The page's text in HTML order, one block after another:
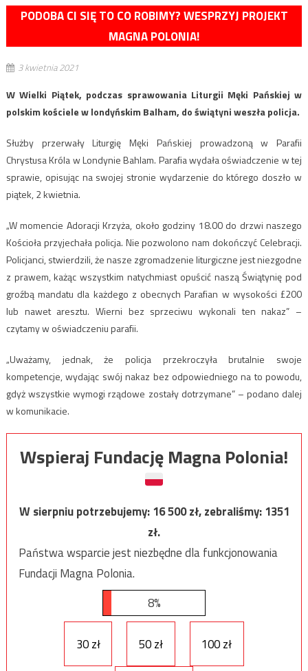
PODOBA CI SIĘ TO CO ROBIMY? WESPRZYJ PROJEKT
MAGNA POLONIA!
3 kwietnia 2021
W Wielki Piątek, podczas sprawowania Liturgii Męki Pańskiej w
polskim kościele w londyńskim Balham, do świątyni weszła policja.
Służby przerwały Liturgię Męki Pańskiej prowadzoną w Parafii
Chrystusa Króla w Londynie Bahlam. Parafia wydała oświadczenie w tej
sprawie, opisując na swojej stronie wydarzenie do którego doszło w
piątek, 2 kwietnia.
„W momencie Adoracji Krzyża, około godziny 18.00 do drzwi naszego
Kościoła przyjechała policja. Nie pozwolono nam dokończyć Celebracji.
Policjanci, stwierdzili, że nasze zgromadzenie liturgiczne jest niezgodne
z prawem, każąc wszystkim natychmiast opuścić naszą Świątynię pod
groźbą mandatu dla każdego z obecnych Parafian w wysokości £200
lub nawet aresztu. Wierni bez sprzeciwu wykonali ten nakaz” –
czytamy w oświadczeniu parafii.
„Uważamy, jednak, że policja przekroczyła brutalnie swoje
kompetencje, wydając swój nakaz bez odpowiedniego na to powodu,
gdyż wszystkie wymogi rządowe zostały dotrzymane” – podano dalej
w komunikacie.
Wspieraj Fundację Magna Polonia!
W sierpniu potrzebujemy:16 500zł, zebraliśmy:1351
zł.
Państwa wsparcie jest niezbędne dla funkcjonowania
Fundacji Magna Polonia.
8%
30 zł 50 zł 100 zł